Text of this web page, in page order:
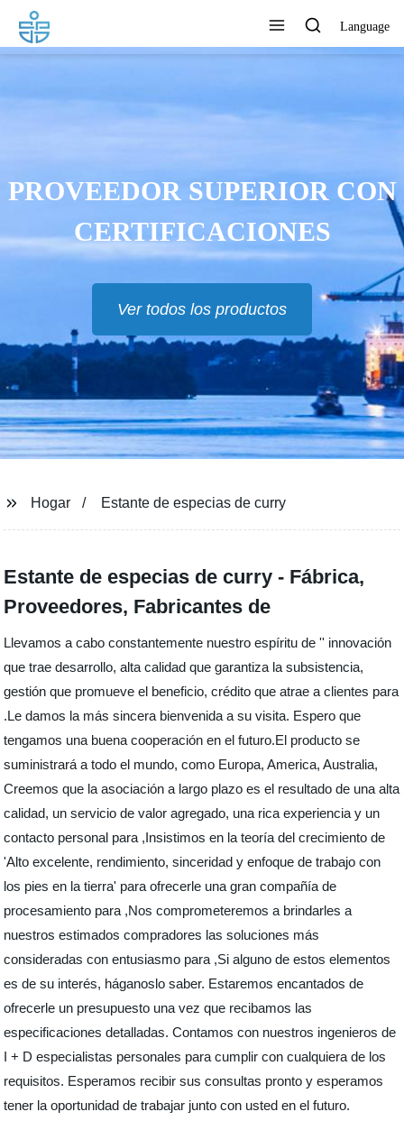
Language
PROVEEDOR SUPERIOR CON
CERTIFICACIONES
Ver todos los productos
Hogar Estante de especias de curry
Estante de especias de curry - Fábrica,
Proveedores, Fabricantes de
Llevamos a cabo constantemente nuestro espíritu de '' innovación
que trae desarrollo, alta calidad que garantiza la subsistencia,
gestión que promueve el beneficio, crédito que atrae a clientes para
.Le damos la más sincera bienvenida a su visita. Espero que
tengamos una buena cooperación en el futuro.El producto se
suministrará a todo el mundo, como Europa, America, Australia,
Creemos que la asociación a largo plazo es el resultado de una alta
calidad, un servicio de valor agregado, una rica experiencia y un
contacto personal para ,Insistimos en la teoría del crecimiento de
'Alto excelente, rendimiento, sinceridad y enfoque de trabajo con
los pies en la tierra' para ofrecerle una gran compañía de
procesamiento para ,Nos comprometeremos a brindarles a
nuestros estimados compradores las soluciones más
consideradas con entusiasmo para ,Si alguno de estos elementos
es de su interés, háganoslo saber. Estaremos encantados de
ofrecerle un presupuesto una vez que recibamos las
especificaciones detalladas. Contamos con nuestros ingenieros de
I + D especialistas personales para cumplir con cualquiera de los
requisitos. Esperamos recibir sus consultas pronto y esperamos
tener la oportunidad de trabajar junto con usted en el futuro.